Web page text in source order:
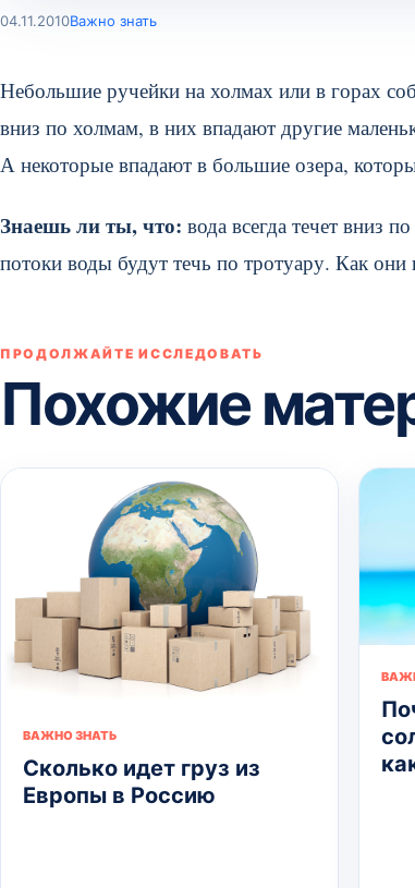
04.11.2010Важно знать
Небольшие ручейки на холмах или в горах
вниз по холмам, в них впадают другие
А некоторые впадают в большие озера,
Знаешь ли ты, что: вода всегда течет вниз
потоки воды будут течь по тротуару. Как
ПРОДОЛЖАЙТЕ ИССЛЕДОВАТЬ
Похожие
ВАЖНО ЗНАТЬ
Сколько идет груз из
Европы в Россию